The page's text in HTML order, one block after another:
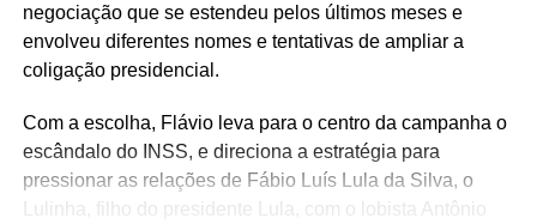
negociação que se estendeu pelos últimos meses e
envolveu diferentes nomes e tentativas de ampliar a
coligação presidencial.
Com a escolha, Flávio leva para o centro da campanha o
escândalo do INSS, e direciona a estratégia para
pressionar as relações de Fábio Luís Lula da Silva, o
Lulinha, filho do presidente Lula, com o lobista Antônio